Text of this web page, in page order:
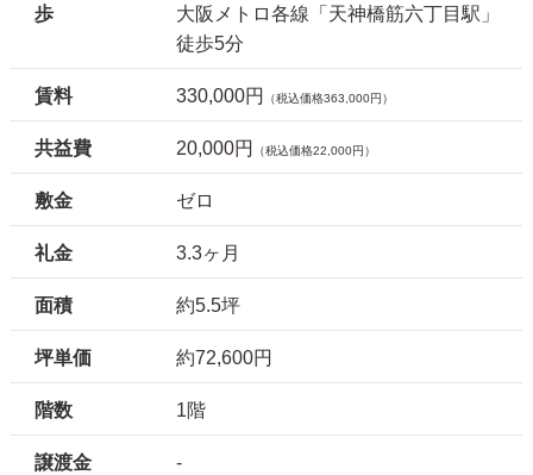
歩
大阪メトロ各線「天神橋筋六丁目駅」
徒歩5分
賃料 330,000円 （税込価格363,000円）
共益費 20,000円 （税込価格22,000円）
敷金 ゼロ
礼金 3.3ヶ月
面積 約5.5坪
坪単価 約72,600円
階数 1階
譲渡金 -